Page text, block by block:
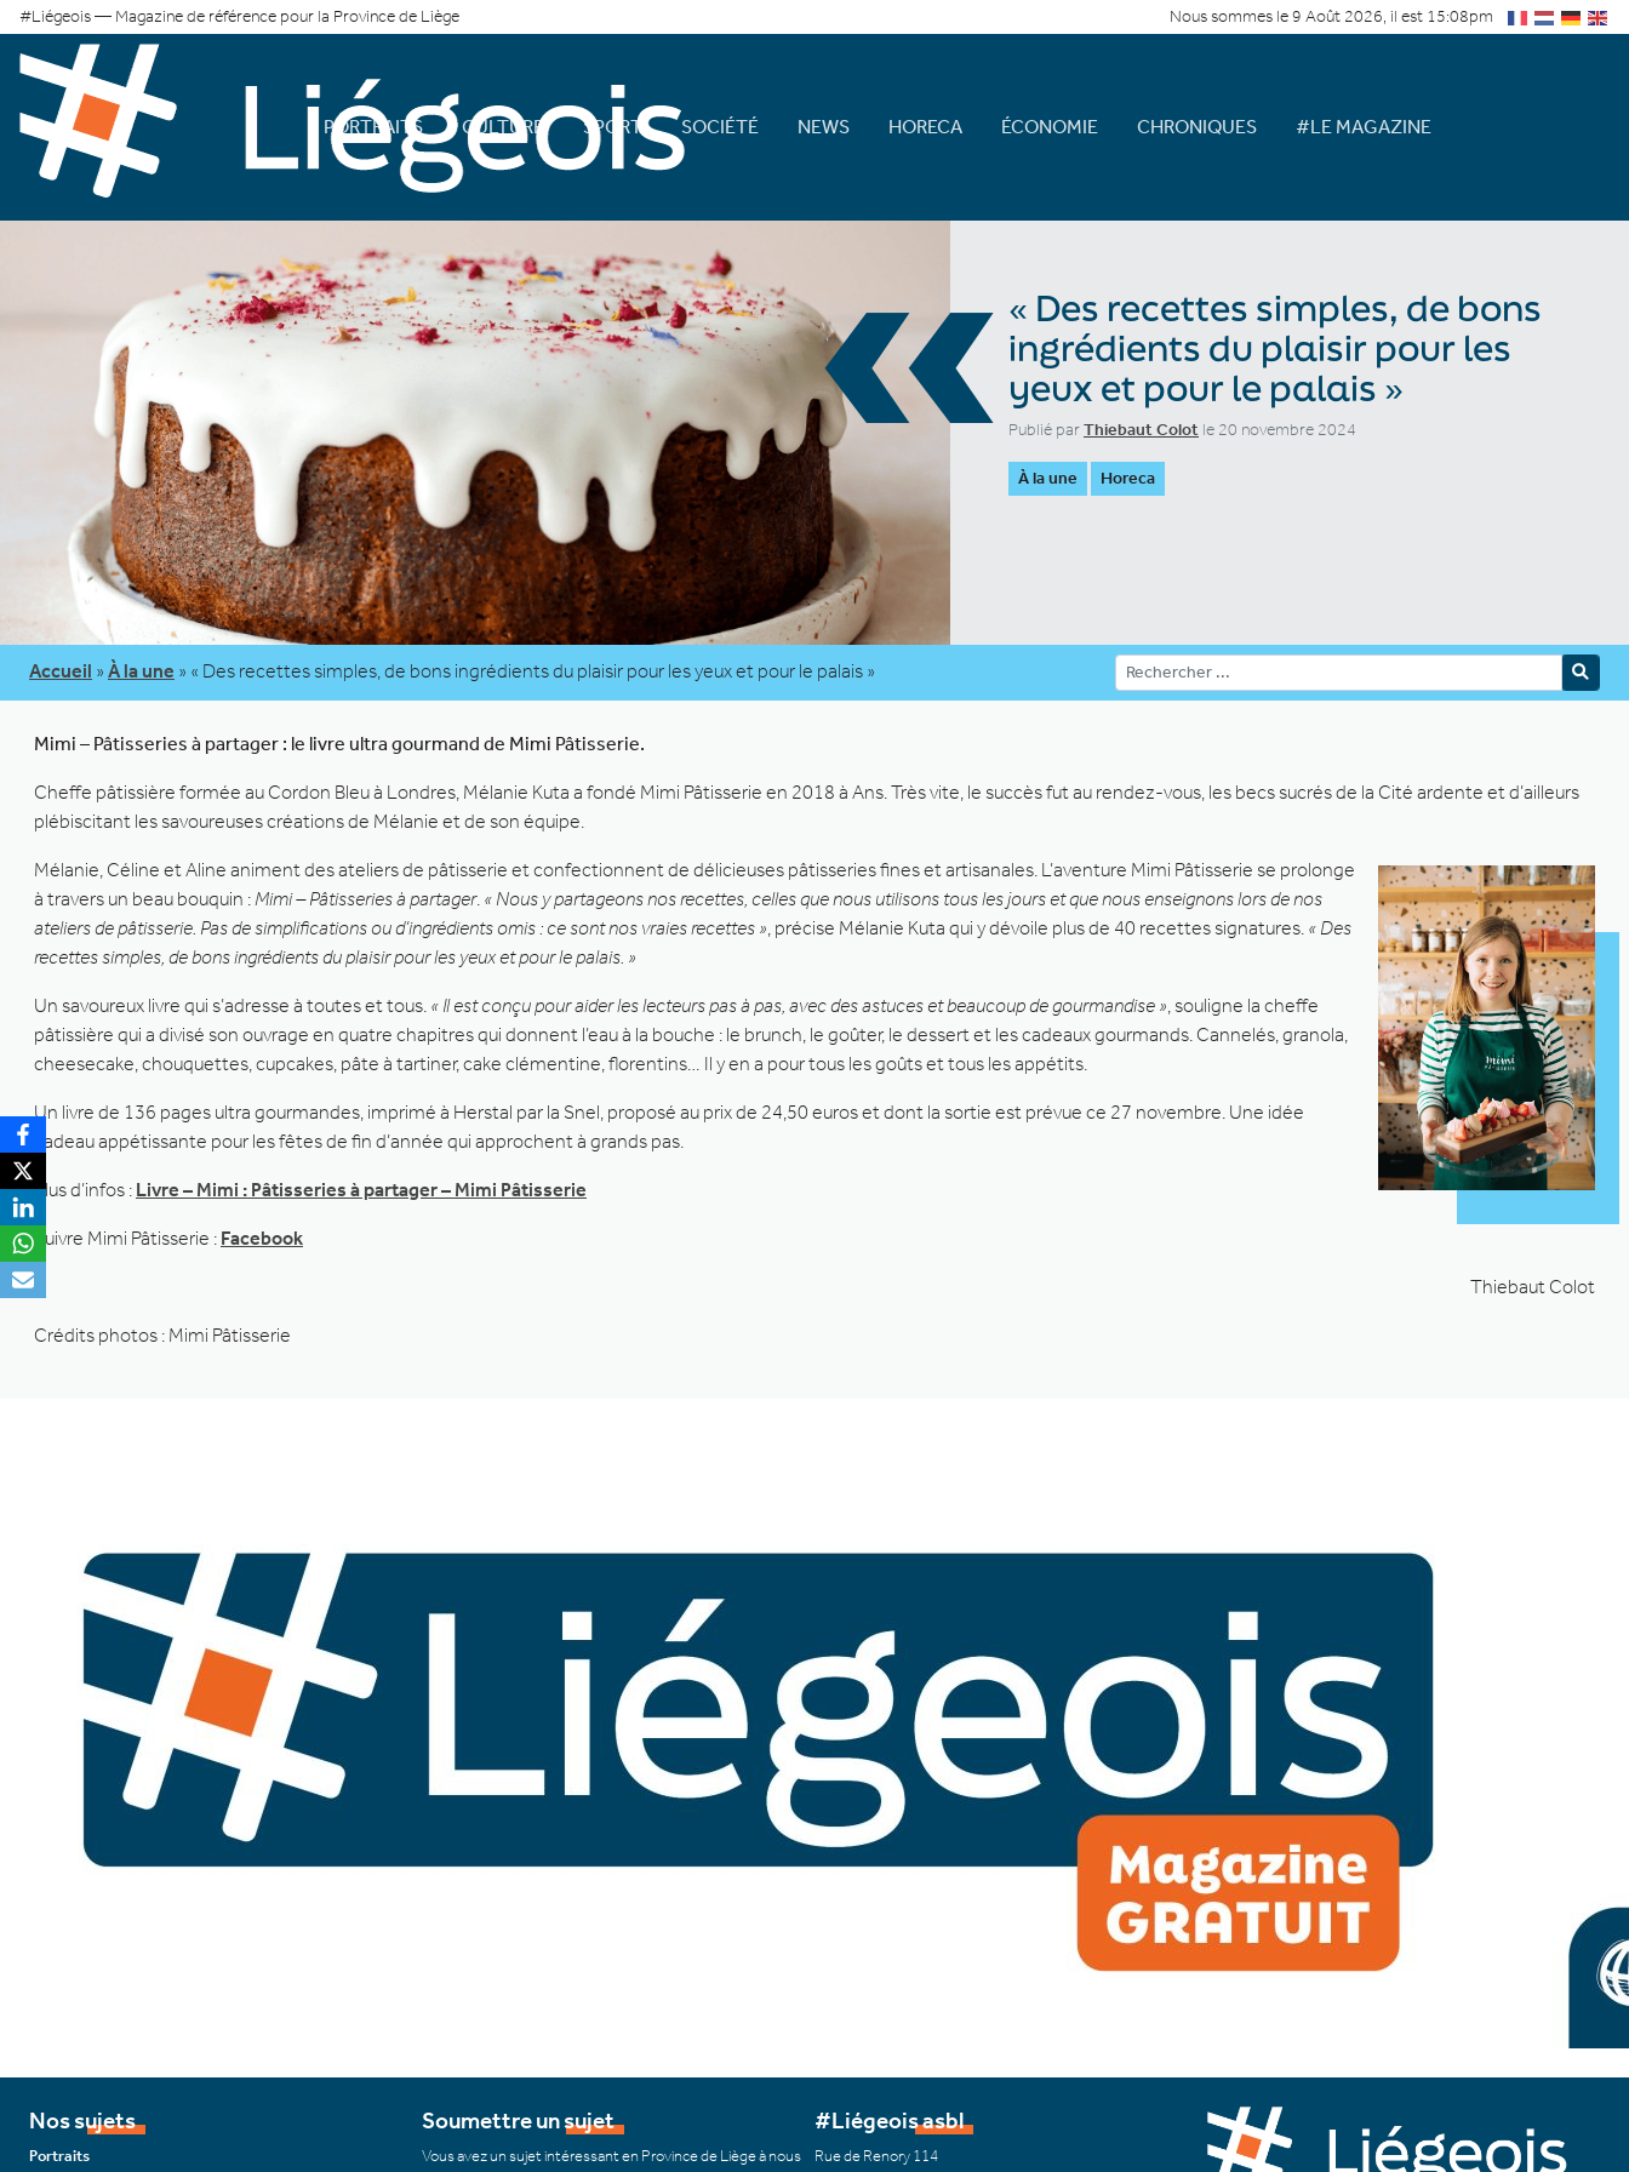
#Liégeois — Magazine de référence pour la Province de Liège Nous sommes le 9 Août 2026, il est 15:08pm
PORTRAITS CULTURE SPORT SOCIÉTÉ NEWS HORECA ÉCONOMIE CHRONIQUES #LE MAGAZINE
«« Des recettes simples, de bons
ingrédients du plaisir pour les
yeux et pour le palais »
Publié parThiebaut Colot le 20 novembre 2024
À la une Horeca
Accueil » À la une » « Des recettes simples, de bons ingrédients du plaisir pour les yeux et pour le palais »
Mimi – Pâtisseries à partager : le livre ultra gourmand de Mimi Pâtisserie.
Cheffe pâtissière formée au Cordon Bleu à Londres, Mélanie Kuta a fondé Mimi Pâtisserie en 2018 à Ans. Très vite, le succès fut au rendez-vous, les becs sucrés de la Cité ardente et d’ailleurs
plébiscitant les savoureuses créations de Mélanie et de son équipe.
Mélanie, Céline et Aline animent des ateliers de pâtisserie et confectionnent de délicieuses pâtisseries fines et artisanales. L’aventure Mimi Pâtisserie se prolonge
à travers un beau bouquin :Mimi – Pâtisseries à partager. « Nous y partageons nos recettes, celles que nous utilisons tous les jours et que nous enseignons lors de nos
ateliers de pâtisserie. Pas de simplifications ou d’ingrédients omis : ce sont nos vraies recettes », précise Mélanie Kuta qui y dévoile plus de 40 recettes signatures. « Des
recettes simples, de bons ingrédients du plaisir pour les yeux et pour le palais. »
Un savoureux livre qui s’adresse à toutes et tous. « Il est conçu pour aider les lecteurs pas à pas, avec des astuces et beaucoup de gourmandise », souligne la cheffe
pâtissière qui a divisé son ouvrage en quatre chapitres qui donnent l’eau à la bouche : le brunch, le goûter, le dessert et les cadeaux gourmands. Cannelés, granola,
cheesecake, chouquettes, cupcakes, pâte à tartiner, cake clémentine, florentins… Il y en a pour tous les goûts et tous les appétits.
Un livre de 136 pages ultra gourmandes, imprimé à Herstal par la Snel, proposé au prix de 24,50 euros et dont la sortie est prévue ce 27 novembre. Une idée
cadeau appétissante pour les fêtes de fin d’année qui approchent à grands pas.
Plus d’infos : Livre – Mimi : Pâtisseries à partager – Mimi Pâtisserie
Suivre Mimi Pâtisserie : Facebook
Thiebaut Colot
Crédits photos : Mimi Pâtisserie
Nos sujets
Portraits
Soumettre un sujet
Vous avez un sujet intéressant en Province de Liège à nous
#Liégeois asbl
Rue de Renory 114